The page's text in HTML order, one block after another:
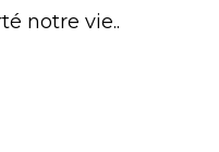
notre vie..